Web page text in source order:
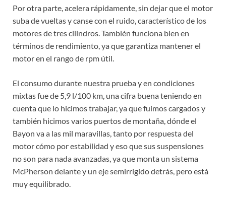
Por otra parte, acelera rápidamente, sin dejar que el motor
suba de vueltas y canse con el ruido, característico de los
motores de tres cilindros. También funciona bien en
términos de rendimiento, ya que garantiza mantener el
motor en el rango de rpm útil.
El consumo durante nuestra prueba y en condiciones
mixtas fue de 5,9 l/100 km, una cifra buena teniendo en
cuenta que lo hicimos trabajar, ya que fuimos cargados y
también hicimos varios puertos de montaña, dónde el
Bayon va a las mil maravillas, tanto por respuesta del
motor cómo por estabilidad y eso que sus suspensiones
no son para nada avanzadas, ya que monta un sistema
McPherson delante y un eje semirrígido detrás, pero está
muy equilibrado.